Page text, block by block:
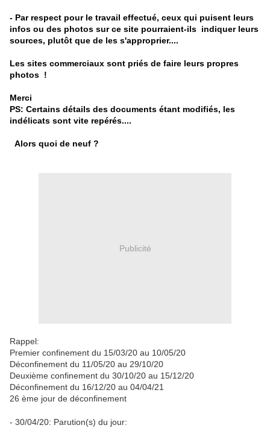
- Par respect pour le travail effectué, ceux qui puisent leurs
infos ou des photos sur ce site pourraient-ils indiquer leurs
sources, plutôt que de les s'approprier....
Les sites commerciaux sont priés de faire leurs propres
photos !
Merci
PS: Certains détails des documents étant modifiés, les
indélicats sont vite repérés....
Alors quoi de neuf ?
Publicité
Rappel:
Premier confinement du 15/03/20 au 10/05/20
Déconfinement du 11/05/20 au 29/10/20
Deuxième confinement du 30/10/20 au 15/12/20
Déconfinement du 16/12/20 au 04/04/21
26 ème jour de déconfinement
- 30/04/20: Parution(s) du jour: